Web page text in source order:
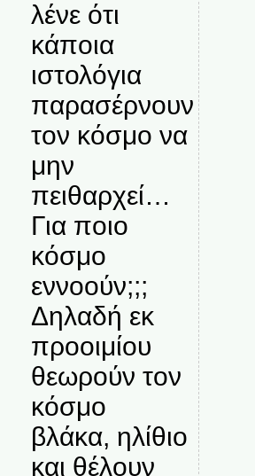
λένε ότι
κάποια
ιστολόγια
παρασέρνουν
τον κόσμο να
μην
πειθαρχεί…
Για ποιο
κόσμο
εννοούν;;;
Δηλαδή εκ
προοιμίου
θεωρούν τον
κόσμο
βλάκα, ηλίθιο
και θέλουν